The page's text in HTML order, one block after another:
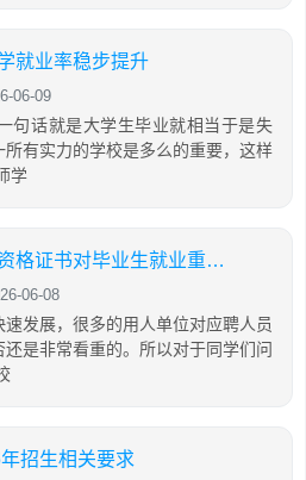
就业率稳步提升
06-09
句话就是大学生毕业就相当于是失
有实力的学校是多么的重要，这样
学
成都幼师专业学校职业资格证书对毕业生就业重要吗
06-08
发展，很多的用人单位对应聘人员
是非常看重的。所以对于同学们问
招生相关要求